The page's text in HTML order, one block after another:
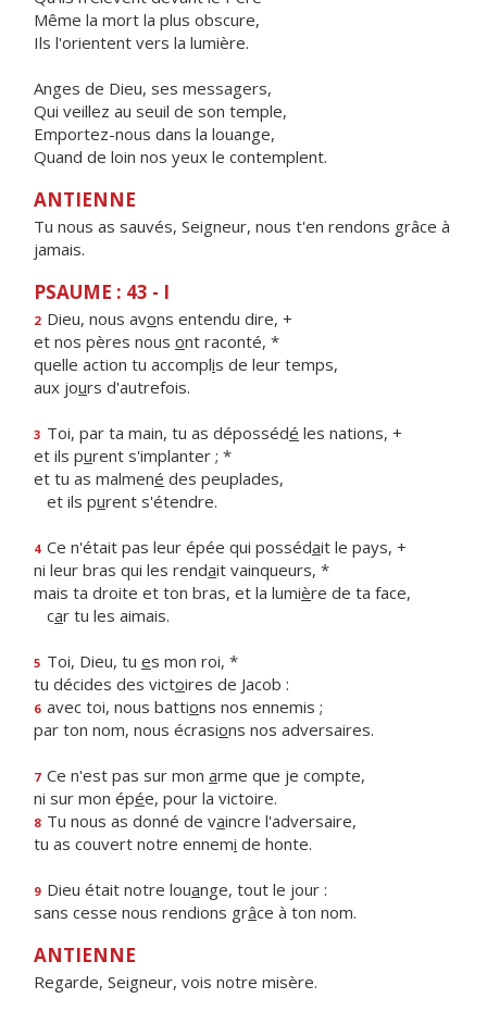
Même la mort la plus obscure,
Ils l'orientent vers la lumière.
Anges de Dieu, ses messagers,
Qui veillez au seuil de son temple,
Emportez-nous dans la louange,
Quand de loin nos yeux le contemplent.
ANTIENNE
Tu nous as sauvés, Seigneur, nous t'en rendons grâce à
jamais.
PSAUME : 43 - I
2 Dieu, nous avons entendu dire, +
et nos pères nous ont raconté, *
quelle action tu accomplis de leur temps,
aux jours d'autrefois.
3 Toi, par ta main, tu as dépossédé les nations, +
et ils purent s'implanter ; *
et tu as malmené des peuplades,
et ils purent s'étendre.
4 Ce n'était pas leur épée qui possédait le pays, +
ni leur bras qui les rendait vainqueurs, *
mais ta droite et ton bras, et la lumière de ta face,
car tu les aimais.
5 Toi, Dieu, tu es mon roi, *
tu décides des victoires de Jacob :
6 avec toi, nous battions nos ennemis ;
par ton nom, nous écrasions nos adversaires.
7 Ce n'est pas sur mon arme que je compte,
ni sur mon épée, pour la victoire.
8 Tu nous as donné de vaincre l'adversaire,
tu as couvert notre ennemi de honte.
9 Dieu était notre louange, tout le jour :
sans cesse nous rendions grâce à ton nom.
ANTIENNE
Regarde, Seigneur, vois notre misère.